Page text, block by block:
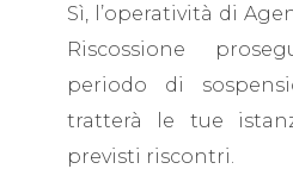
Sì, l’operatività di
Riscossione
periodo di
tratterà le tue
previsti riscontri.